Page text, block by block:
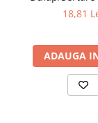
18,81
ADAUGA